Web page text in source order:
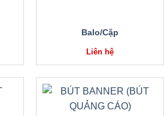
Balo/Cặp
Liên hệ